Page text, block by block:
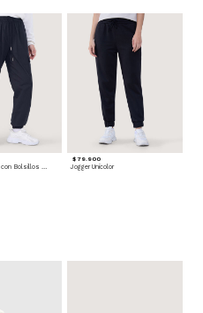
Pantalón Jogger con Bolsillos Cargo
$ 79.900
Jogger Unicolor